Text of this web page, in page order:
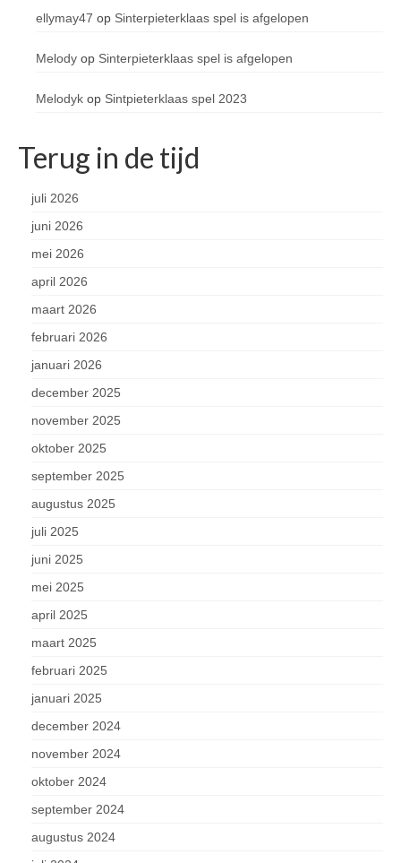
ellymay47 op Sinterpieterklaas spel is afgelopen
Melody op Sinterpieterklaas spel is afgelopen
Melodyk op Sintpieterklaas spel 2023
Terug in de tijd
juli 2026
juni 2026
mei 2026
april 2026
maart 2026
februari 2026
januari 2026
december 2025
november 2025
oktober 2025
september 2025
augustus 2025
juli 2025
juni 2025
mei 2025
april 2025
maart 2025
februari 2025
januari 2025
december 2024
november 2024
oktober 2024
september 2024
augustus 2024